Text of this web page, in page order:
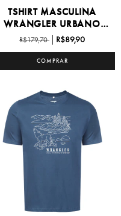
TSHIRT MASCULINA
WRANGLER URBANO
P/GG -...
R$179,70 R$89,90
COMPRAR